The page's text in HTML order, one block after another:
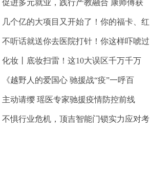
促进多元就业，践行产教融合 康师傅获
几个亿的大项目又开始了！你的福卡、红
不听话就送你去医院打针！你这样吓唬过
化妆丨底妆扫雷！这10大误区千万千万
《越野人的爱国心 驰援战“疫”一呼百
主动请缨 瑶医专家驰援疫情防控前线
不惧行业危机，顶吉智能门锁实力应对考